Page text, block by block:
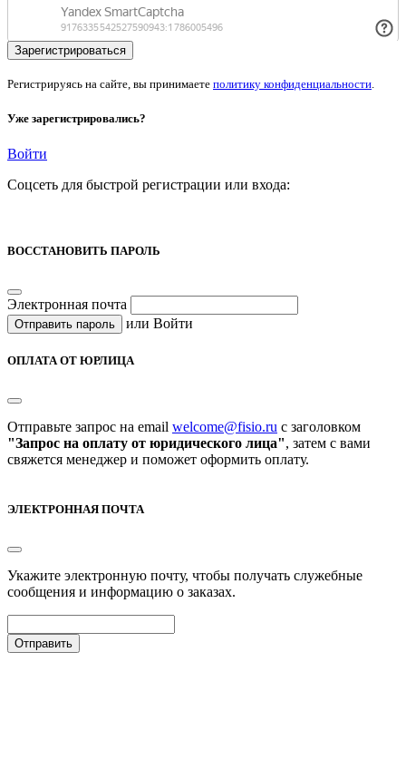
Регистрируясь на сайте, вы принимаете политику конфиденциальности
Уже зарегистрировались?
Войти
Соцсеть для быстрой регистрации или входа:
ВОССТАНОВИТЬ ПАРОЛЬ
Электронная почта
Отправить пароль или Войти
ОПЛАТА ОТ ЮРЛИЦА
Отправьте запрос на email welcome@fisio.ru c заголовком
"Запрос на оплату от юридического лица", затем с вами
свяжется менеджер и поможет оформить оплату.
ЭЛЕКТРОННАЯ ПОЧТА
Укажите электронную почту, чтобы получать служебные
сообщения и информацию о заказах.
Отправить